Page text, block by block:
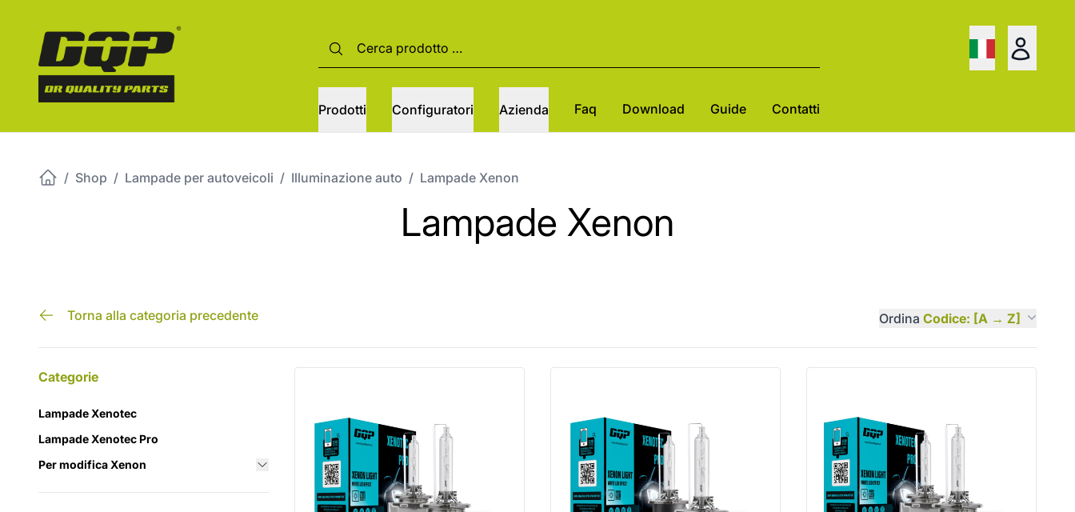
Prodotti Configuratori Azienda Faq Download Guide Contatti
/ Shop / Lampade per autoveicoli / Illuminazione auto / Lampade Xenon
Lampade Xenon
Torna alla categoria precedente Ordina Codice: [A → Z]
Categorie
Lampade Xenotec
Lampade Xenotec Pro
Per modifica Xenon